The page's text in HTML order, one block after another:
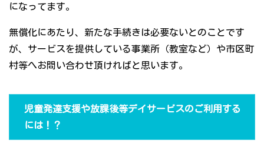
になってます。
無償化にあたり、新たな手続きは必要ないとのことです
が、サービスを提供している事業所（教室など）や市区町
村等へお問い合わせ頂ければと思います。
児童発達支援や放課後等デイサービスのご利用する
には！？